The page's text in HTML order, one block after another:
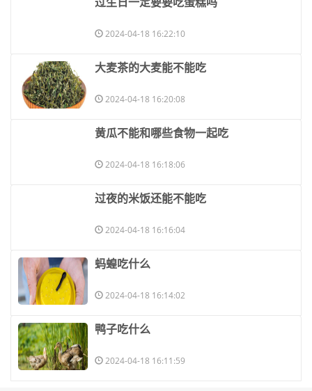
2024-04-18 16:22:10
​大麦茶的大麦能不能吃
2024-04-18 16:20:08
​黄瓜不能和哪些食物一起吃
2024-04-18 16:18:06
​过夜的米饭还能不能吃
2024-04-18 16:16:04
​蚂蝗吃什么
2024-04-18 16:14:02
​鸭子吃什么
2024-04-18 16:11:59